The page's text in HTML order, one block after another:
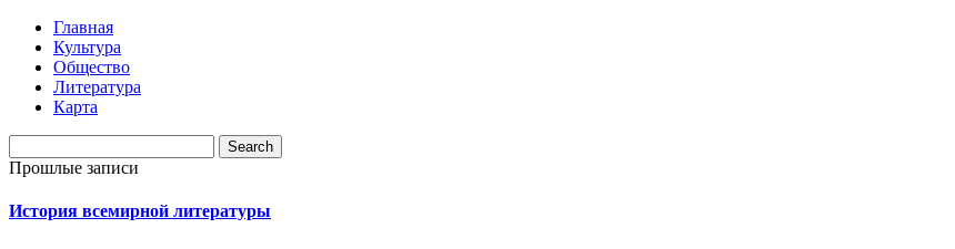
Главная
Культура
Общество
Литература
Карта
Прошлые записи
История всемирной литературы